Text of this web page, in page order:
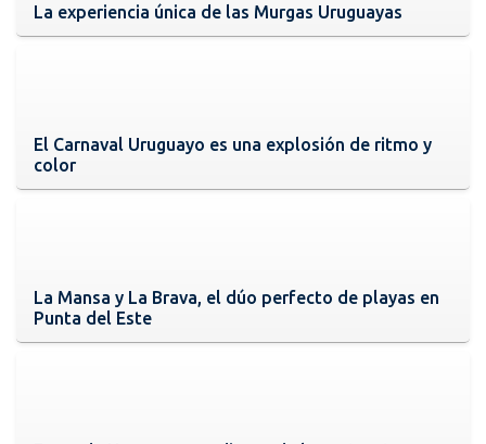
La experiencia única de las Murgas Uruguayas
El Carnaval Uruguayo es una explosión de ritmo y
color
La Mansa y La Brava, el dúo perfecto de playas en
Punta del Este